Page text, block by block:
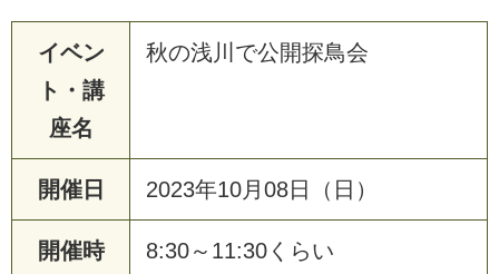
イベン
ト・講
座名
秋の浅川で公開探鳥会
開催日 2023年10月08日（日）
開催時
8:30～11:30くらい